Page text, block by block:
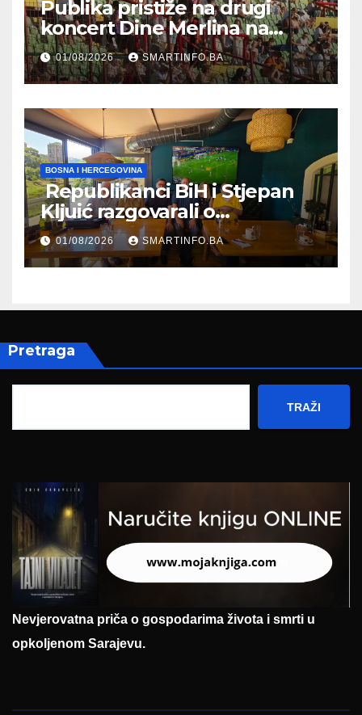
Publika pristiže na drugi
koncert Dine Merlina na
Koševu
01/08/2026 SMARTINFO.BA
BOSNA I HERCEGOVINA
Republikanci BiH i Stjepan
Kljuić razgovarali o
evropskom putu Bosne i
Hercegovine
01/08/2026 SMARTINFO.BA
Pretraga
TRAŽI
Nevjerovatna priča o gospodarima života i smrti u
opkoljenom Sarajevu.